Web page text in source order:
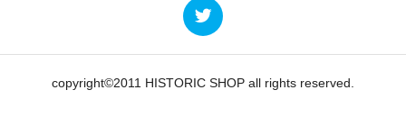
copyright©2011 HISTORIC SHOP all rights reserved.